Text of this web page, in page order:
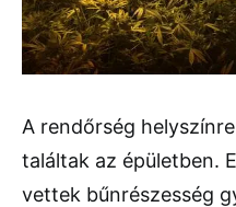
A rendőrség
találtak az épületben.
vettek bűnrészesség